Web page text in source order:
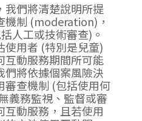
我們將清楚說明所提
機制 (moderation)，
人工或技術審查)。
使用者 (特別是兒童)
互動服務期間所可能
們將依據個案風險決
審查機制 (包括使用何
義務監視、監督或審
互動服務，且若使用